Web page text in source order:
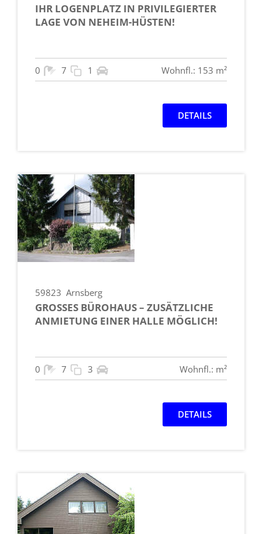
IHR LOGENPLATZ IN PRIVILEGIERTER
LAGE VON NEHEIM-HÜSTEN!
0 7 1 Wohnfl.: 153 m²
DETAILS
59823 Arnsberg
GROSSES BÜROHAUS – ZUSÄTZLICHE A
NMIETUNG EINER HALLE MÖGLICH!
0 7 3 Wohnfl.: m²
DETAILS